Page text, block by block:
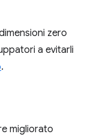
zero
a evitarli
.
migliorato